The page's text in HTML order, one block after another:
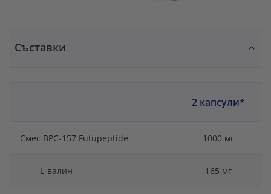
Съставки
2 капсули*
Смес BPC-157 Futupeptide 1000 мг
- L-валин 165 мг